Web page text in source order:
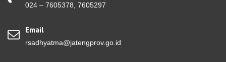
024 – 7605378, 7605297
Email
rsadhyatma@jatengprov.go.id